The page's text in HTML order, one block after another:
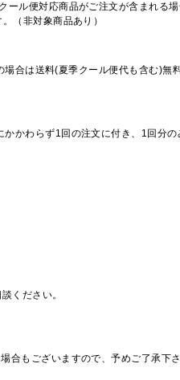
ル便対応商品がご注文が含まれる
（非対象商品あり）
合は送料(夏季クール便代も含む)無
かわらず1回の注文に付き、1回分の
ください。
合もございますので、予めご了承下さ